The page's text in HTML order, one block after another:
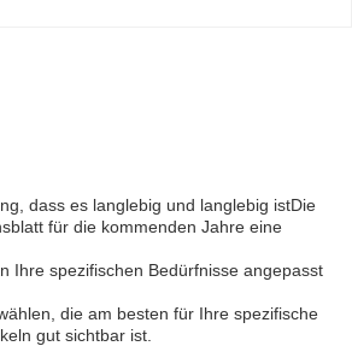
dass es langlebig und langlebig istDie
für die kommenden Jahre eine
Ihre spezifischen Bedürfnisse angepasst
die am besten für Ihre spezifische
gut sichtbar ist.